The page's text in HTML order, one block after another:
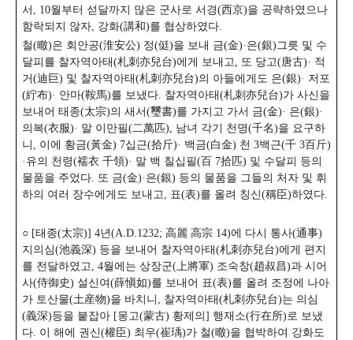
서, 10월부터 섣달까지 많은 군사로 서경(西京)을 공략하였으나
함락되지 않자, 강화(講和)를 협상하였다.
철(㬚)은 회안공(淮安公) 정(侹)을 보내 금(金)·은(銀)그릇 및 수
달피를 찰자역아태(札刺亦兒台)에게 보내고, 또 당고(唐古)· 적
거(迪巨) 및 찰자역아태(札刺亦兒台)의 아들에게도 은(銀)· 저포
(紵布)· 안마(鞍馬)를 보냈다. 찰자역아태(札刺亦兒台)가 사신을
보내어 태종(太宗)의 새서(璽書)를 가지고 가서 금(金)· 은(銀)·
의복(衣服)· 말 이만필(二萬匹), 남녀 각기 천명(千名)을 요구하
니, 이에 황금(黃金) 7십근(拾斤)· 백금(白金) 천 3백근(千 3百斤)
·유의 천령(襦衣 千領)· 말 백 칠십필(百 7拾匹) 및 수달피 등의
물품을 주었다. 또 금(金)·은(銀) 등의 물품을 그들의 처자 및 휘
하의 여러 장수에게도 보내고, 표(表)를 올려 칭신(稱臣)하였다.
○ [태종(太宗)] 4년(A.D.1232; 高麗 高宗 14)에 다시 통사(通事)
지의심(池義深) 등을 보내어 찰자역아태(札刺亦兒台)에게 편지
를 전달하였고, 4월에는 상장군(上將軍) 조숙창(趙叔昌)과 시어
사(侍御史) 설신여(薛愼如)를 보내어 표(表)를 올려 조정에 나아
가 토산물(土産物)을 바치니, 찰자역아태(札刺亦兒台)는 의심
(義深)등을 붙잡아 [몽고(蒙古) 황제의] 행재소(行在所)로 보냈
다. 이 해에 권신(權臣) 최우(崔瑀)가 철(㬚)을 협박하여 강화도